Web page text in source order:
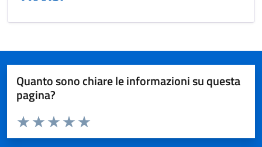
Quanto sono chiare le informazioni su questa
pagina?
Valuta da 1 a 5 stelle la pagina
Valuta 5 stelle su 5
Valuta 4 stelle su 5
Valuta 3 stelle su 5
Valuta 2 stelle su 5
Valuta 1 stelle su 5